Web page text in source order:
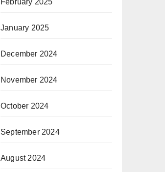
February 2025
January 2025
December 2024
November 2024
October 2024
September 2024
August 2024